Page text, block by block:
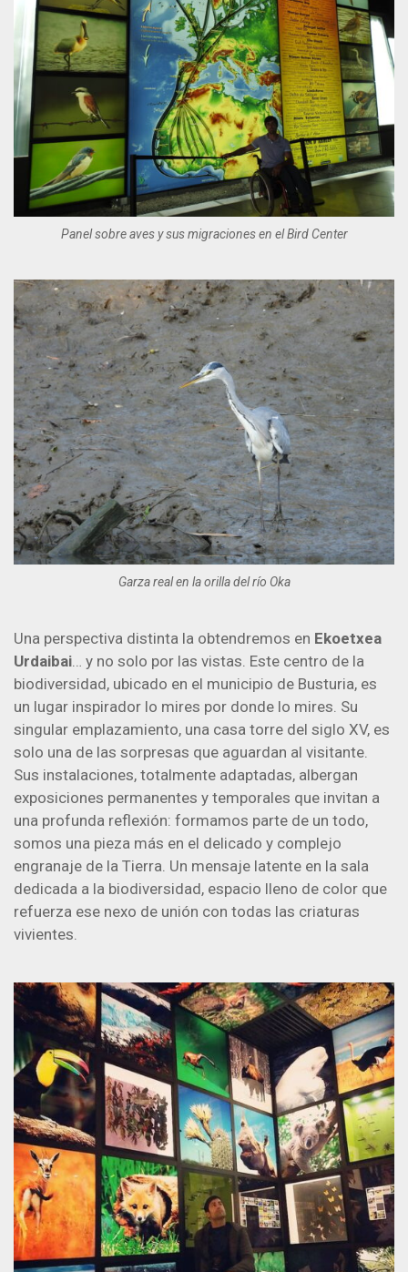
Panel sobre aves y sus migraciones en el Bird Center
Garza real en la orilla del río Oka
Una perspectiva distinta la obtendremos en Ekoetxea
Urdaibai… y no solo por las vistas. Este centro de la
biodiversidad, ubicado en el municipio de Busturia, es
un lugar inspirador lo mires por donde lo mires. Su
singular emplazamiento, una casa torre del siglo XV, es
solo una de las sorpresas que aguardan al visitante.
Sus instalaciones, totalmente adaptadas, albergan
exposiciones permanentes y temporales que invitan a
una profunda reflexión: formamos parte de un todo,
somos una pieza más en el delicado y complejo
engranaje de la Tierra. Un mensaje latente en la sala
dedicada a la biodiversidad, espacio lleno de color que
refuerza ese nexo de unión con todas las criaturas
vivientes.